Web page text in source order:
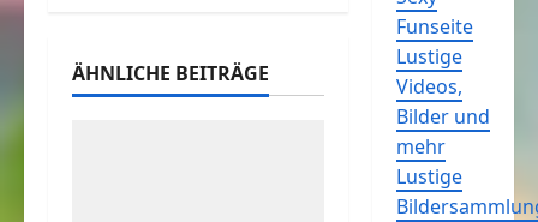
ÄHNLICHE BEITRÄGE
Funseite
Lustige
Videos,
Bilder und
mehr
Lustige